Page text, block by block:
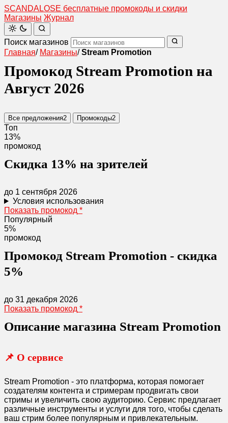
SCANDALOSE бесплатные промокоды и скидки
Магазины Журнал
Поиск магазинов
Главная/ Магазины/ Stream Promotion
Промокод Stream Promotion на
Август 2026
Все предложения2 Промокоды2
Топ
13%
промокод
Скидка 13% на зрителей
до 1 сентября 2026
Условия использования
Показать промокод *
Популярный
5%
промокод
Промокод Stream Promotion - скидка
5%
до 31 декабря 2026
Показать промокод *
Описание магазина Stream Promotion
📌 О сервисе
Stream Promotion - это платформа, которая помогает
создателям контента и стримерам продвигать свои
стримы и увеличить свою аудиторию. Сервис предлагает
различные инструменты и услуги для того, чтобы сделать
ваш стрим более популярным и привлекательным.